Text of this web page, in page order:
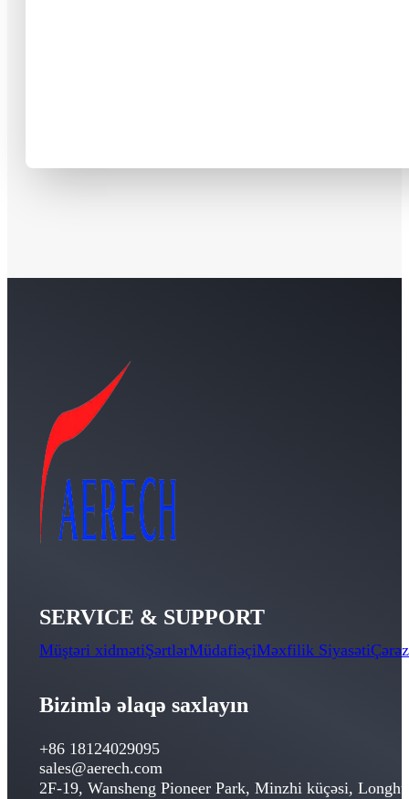
SERVICE & SUPPORT
Müştəri xidmətiŞərtlərMüdafiəçiMəxfilik Siyasəti
Bizimlə əlaqə saxlayın
+86 18124029095
sales@aerech.com
2F-19, Wansheng Pioneer Park, Minzhi küçəsi,